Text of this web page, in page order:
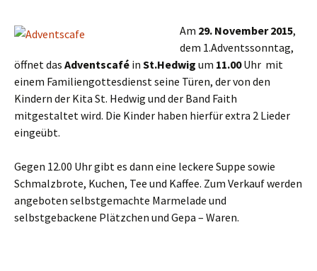
Am 29. November 2015,
dem 1.Adventssonntag,
öffnet das Adventscafé in St.Hedwig um 11.00Uhr mit
einem Familiengottesdienst seine Türen, der von den
Kindern der Kita St. Hedwig und der Band Faith
mitgestaltet wird. Die Kinder haben hierfür extra 2 Lieder
eingeübt.
Gegen 12.00 Uhr gibt es dann eine leckere Suppe sowie
Schmalzbrote, Kuchen, Tee und Kaffee. Zum Verkauf werden
angeboten selbstgemachte Marmelade und
selbstgebackene Plätzchen und Gepa – Waren.